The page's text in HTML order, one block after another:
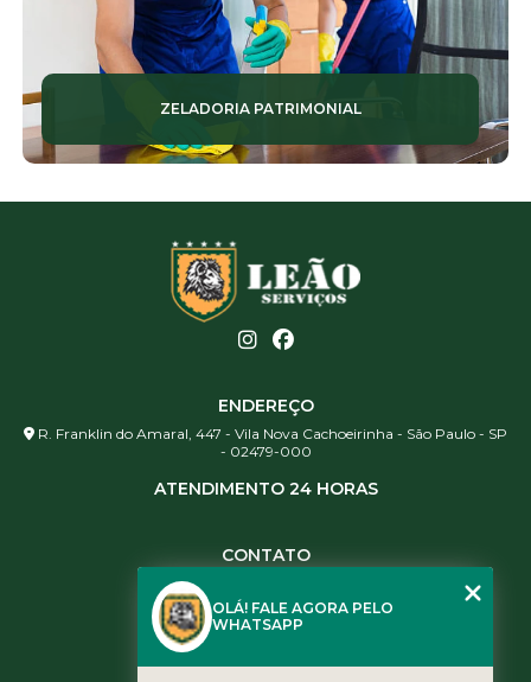
ZELADORIA PATRIMONIAL
ENDEREÇO
R. Franklin do Amaral, 447 - Vila Nova Cachoeirinha - São Paulo - SP
- 02479-000
ATENDIMENTO 24 HORAS
CONTATO
(11) 3461-5871
contato@leaoservicos.com.br
OLÁ! FALE AGORA PELO
WHATSAPP